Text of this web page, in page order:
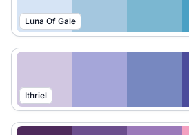
Luna Of Gale
Ithriel